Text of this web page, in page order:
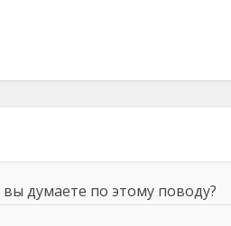
думаете по этому поводу?